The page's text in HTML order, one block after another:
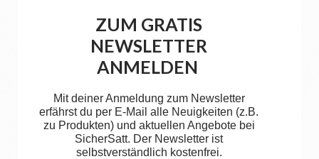
ZUM GRATIS
NEWSLETTER
ANMELDEN
Mit deiner Anmeldung zum Newsletter
erfährst du per E-Mail alle Neuigkeiten (z.B.
zu Produkten) und aktuellen Angebote bei
SicherSatt. Der Newsletter ist
selbstverständlich kostenfrei.